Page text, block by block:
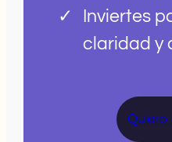
Inviertes
claridad y
Quiero